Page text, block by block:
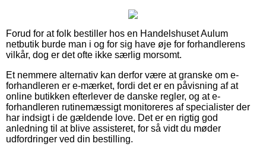
Forud for at folk bestiller hos en Handelshuset Aulum
netbutik burde man i og for sig have øje for forhandlerens
vilkår, dog er det ofte ikke særlig morsomt.
Et nemmere alternativ kan derfor være at granske om e-
forhandleren er e-mærket, fordi det er en påvisning af at
online butikken efterlever de danske regler, og at e-
forhandleren rutinemæssigt monitoreres af specialister der
har indsigt i de gældende love. Det er en rigtig god
anledning til at blive assisteret, for så vidt du møder
udfordringer ved din bestilling.